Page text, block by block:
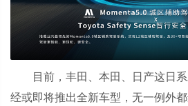
目前，丰田、本田、日产这日
经或即将推出全新车型，无一例外